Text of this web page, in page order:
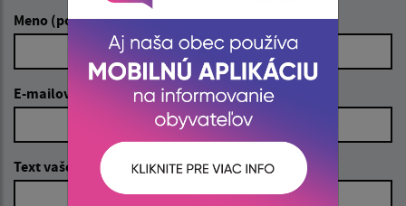
Meno (povinné)
E-mailová adresa (povinné)
Text vašej správy (povinné)